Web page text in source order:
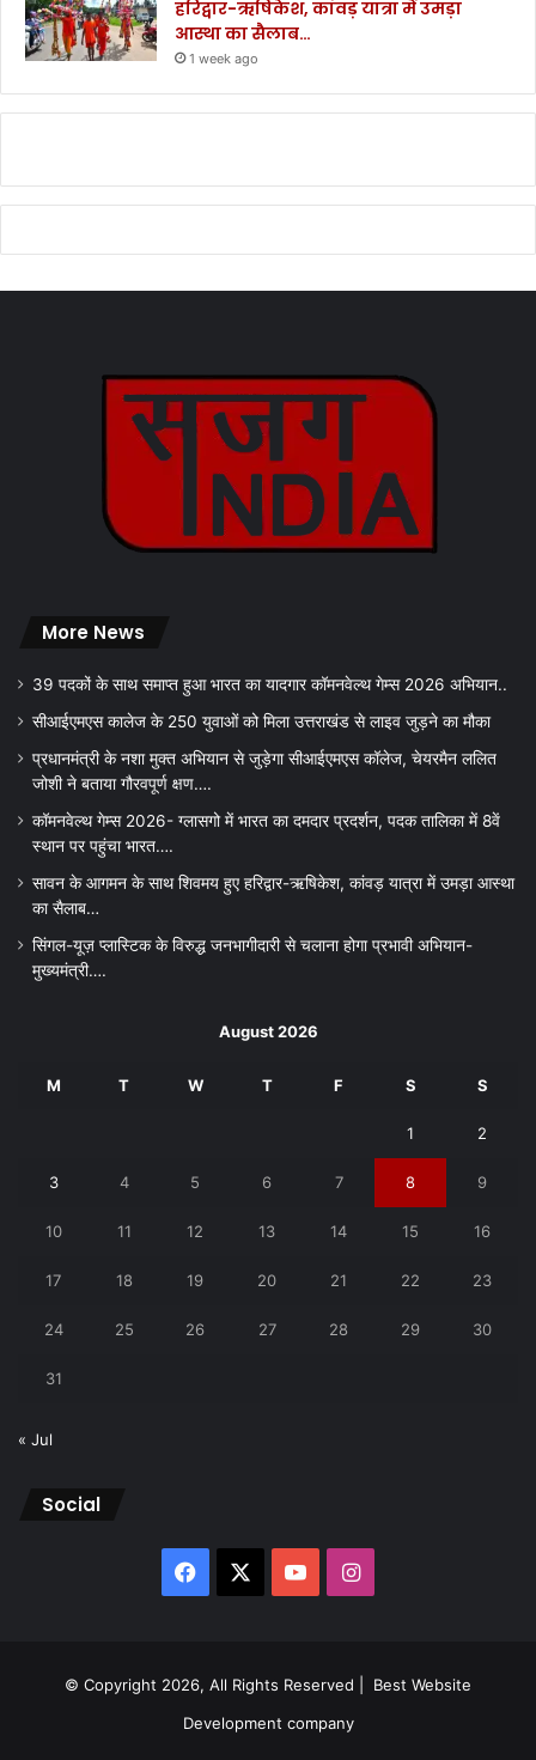
हरिद्वार-ऋषिकेश, कांवड़ यात्रा में उमड़ा
आस्था का सैलाब…
1 week ago
More News
39 पदकों के साथ समाप्त हुआ भारत का यादगार कॉमनवेल्थ गेम्स 2026 अभियान..
सीआईएमएस कालेज के 250 युवाओं को मिला उत्तराखंड से लाइव जुड़ने का मौका
प्रधानमंत्री के नशा मुक्त अभियान से जुड़ेगा सीआईएमएस कॉलेज, चेयरमैन ललित
जोशी ने बताया गौरवपूर्ण क्षण….
कॉमनवेल्थ गेम्स 2026- ग्लासगो में भारत का दमदार प्रदर्शन, पदक तालिका में 8वें
स्थान पर पहुंचा भारत….
सावन के आगमन के साथ शिवमय हुए हरिद्वार-ऋषिकेश, कांवड़ यात्रा में उमड़ा आस्था
का सैलाब…
सिंगल-यूज़ प्लास्टिक के विरुद्ध जनभागीदारी से चलाना होगा प्रभावी अभियान-
मुख्यमंत्री….
August 2026
M T W T F S S
1 2
3 4 5 6 7 8 9
10 11 12 13 14 15 16
17 18 19 20 21 22 23
24 25 26 27 28 29 30
31
« Jul
Social
Facebook YouTubeInstagram
© Copyright 2026, All Rights Reserved | Best Website
Development company